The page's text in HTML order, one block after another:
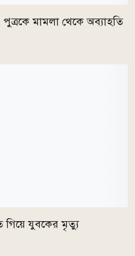
পুত্রকে মামলা থেকে অব্যাহতি
গিয়ে যুবকের মৃত্যু